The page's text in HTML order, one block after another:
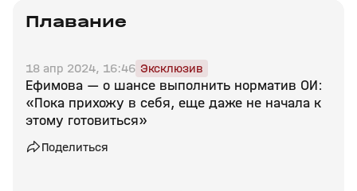
Плавание
18 апр 2024, 16:46 Эксклюзив
Ефимова — о шансе выполнить норматив ОИ:
«Пока прихожу в себя, еще даже не начала к
этому готовиться»
Поделиться